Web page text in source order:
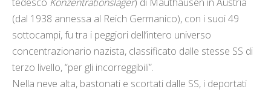
(dal 1938 annessa al Reich Germanico), con i suoi 49
sottocampi, fu tra i peggiori dell’intero universo
concentrazionario nazista, classificato dalle stesse SS di
terzo livello, “per gli incorreggibili”.
Nella neve alta, bastonati e scortati dalle SS, i deportati